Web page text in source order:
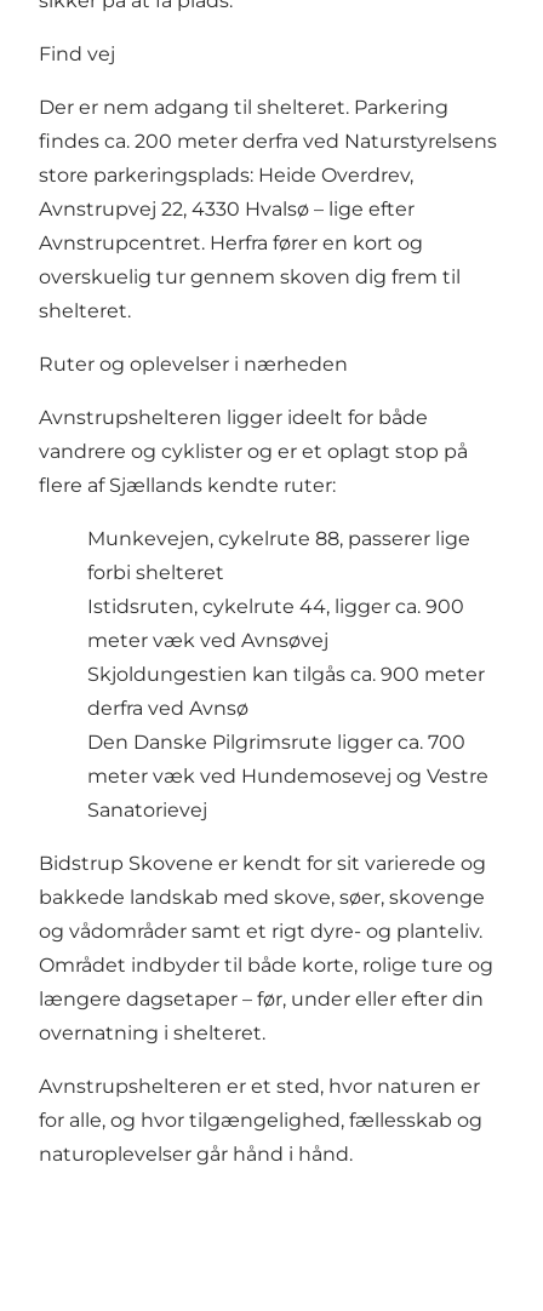
Find vej
Der er nem adgang til shelteret. Parkering
findes ca. 200 meter derfra ved Naturstyrelsens
store parkeringsplads: Heide Overdrev,
Avnstrupvej 22, 4330 Hvalsø – lige efter
Avnstrupcentret. Herfra fører en kort og
overskuelig tur gennem skoven dig frem til
shelteret.
Ruter og oplevelser i nærheden
Avnstrupshelteren ligger ideelt for både
vandrere og cyklister og er et oplagt stop på
flere af Sjællands kendte ruter:
Munkevejen, cykelrute 88, passerer lige
forbi shelteret
Istidsruten, cykelrute 44, ligger ca. 900
meter væk ved Avnsøvej
Skjoldungestien kan tilgås ca. 900 meter
derfra ved Avnsø
Den Danske Pilgrimsrute ligger ca. 700
meter væk ved Hundemosevej og Vestre
Sanatorievej
Bidstrup Skovene er kendt for sit varierede og
bakkede landskab med skove, søer, skovenge
og vådområder samt et rigt dyre- og planteliv.
Området indbyder til både korte, rolige ture og
længere dagsetaper – før, under eller efter din
overnatning i shelteret.
Avnstrupshelteren er et sted, hvor naturen er
for alle, og hvor tilgængelighed, fællesskab og
naturoplevelser går hånd i hånd.